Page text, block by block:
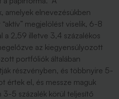
amelyek elnevezésükben
“aktív” megjelölést viselik, 6-8
a 2,59 illetve 3,4 százalékos
az kiegyensúlyozott
portfóliók általában
részvényben, és többnyire 5-
értek el, és messze maguk
3-5 százalék körül teljesítő